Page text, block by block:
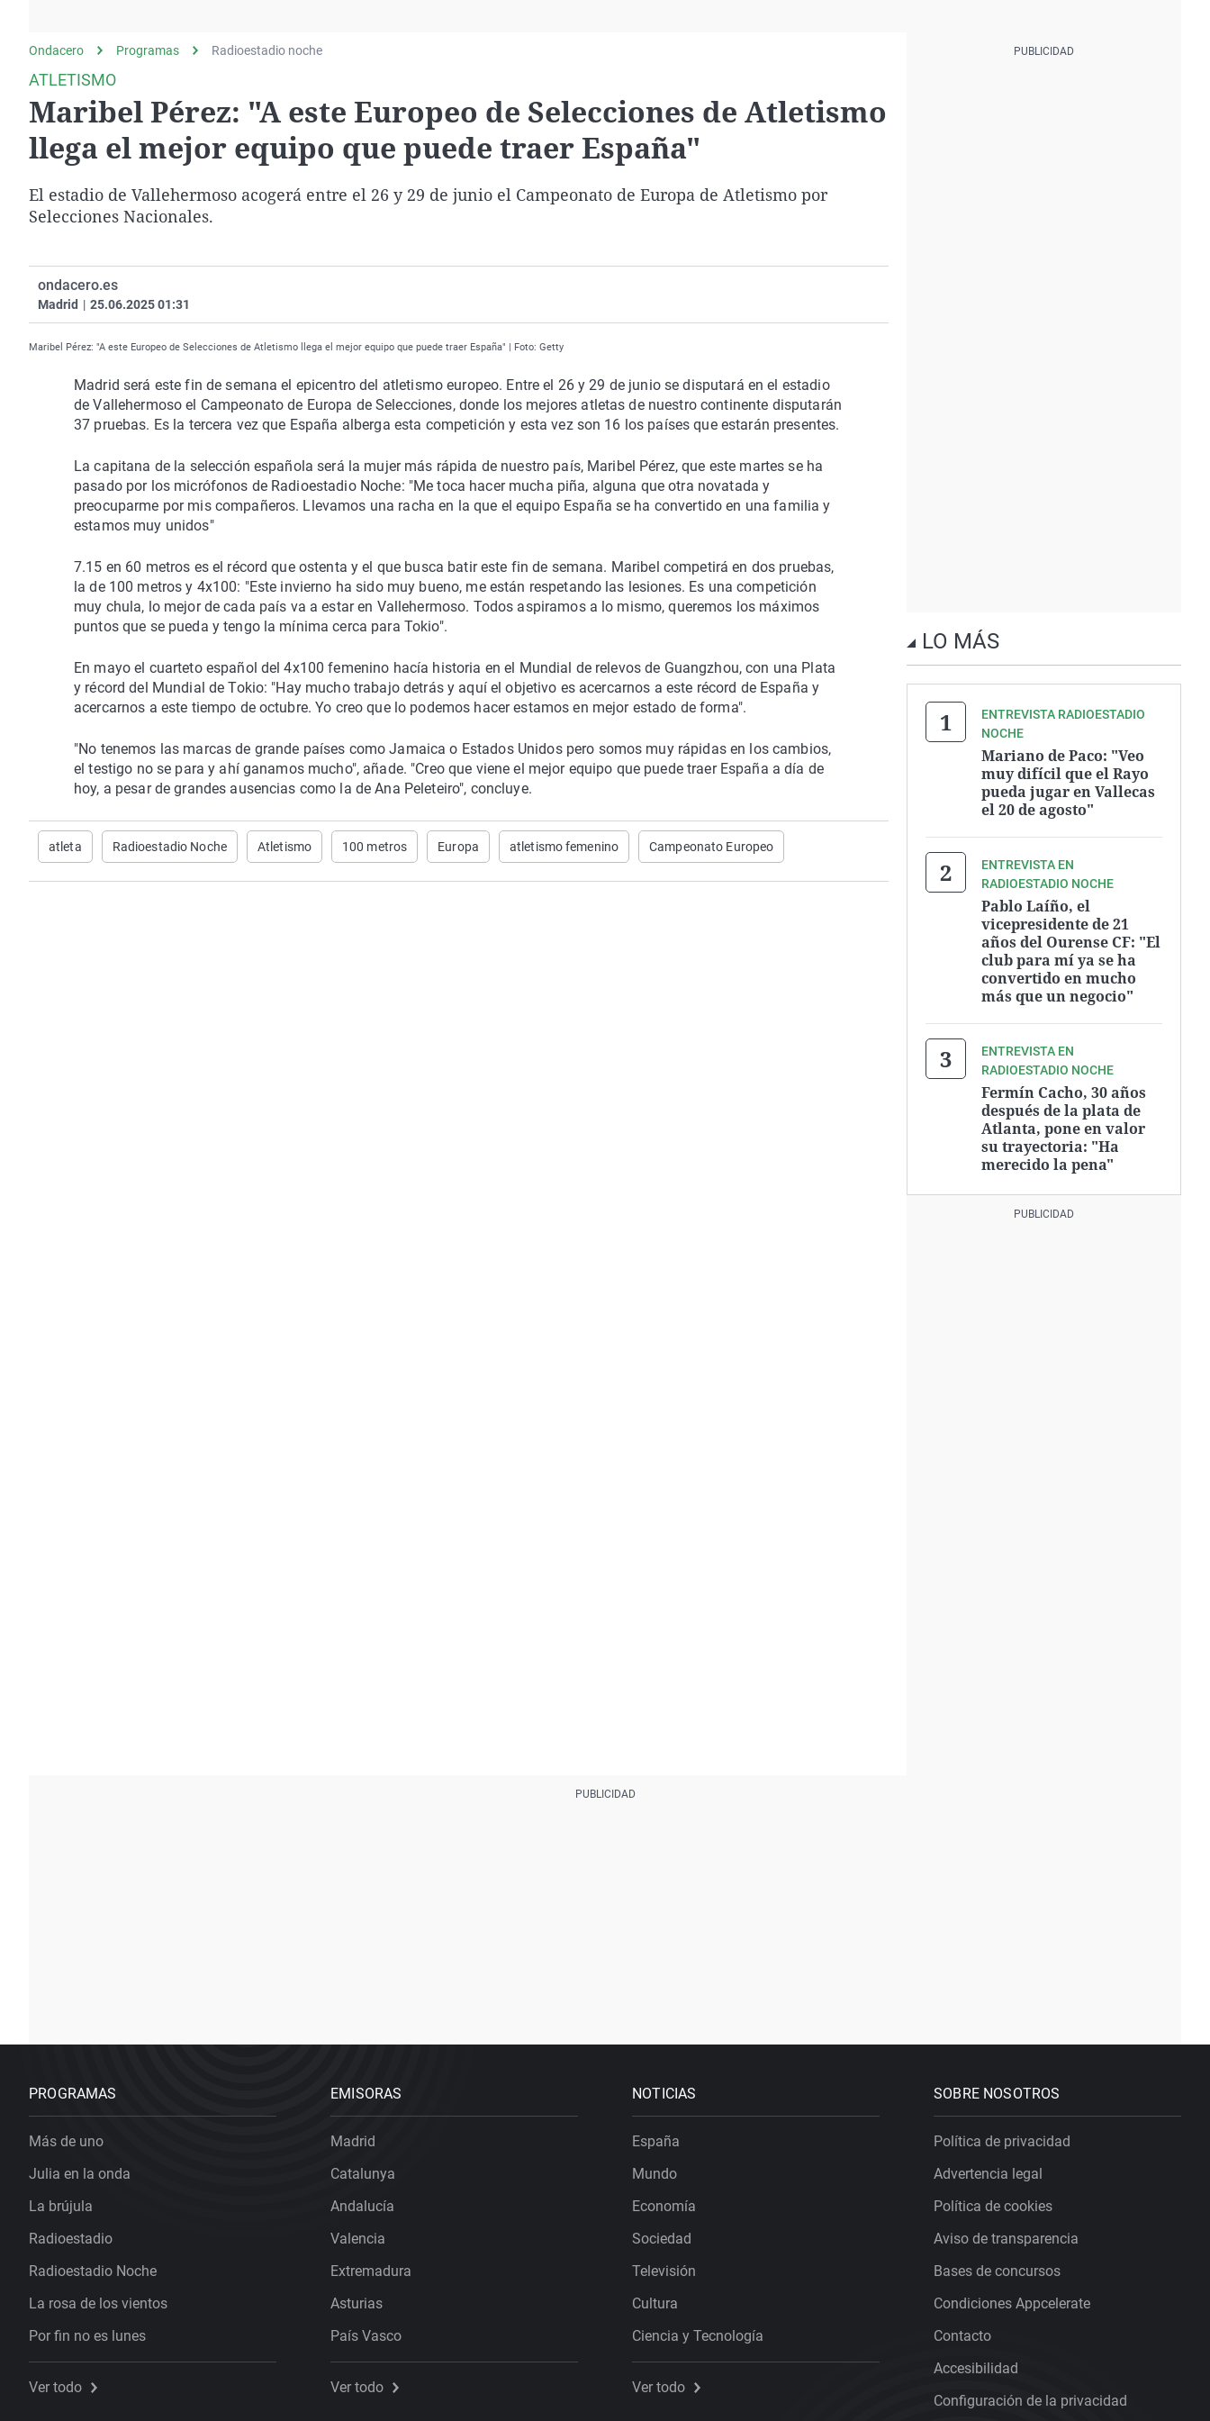
Operación Viuda
Negra
Navarra
Ondacero Programas Radioestadio noche
ATLETISMO
Maribel Pérez: "A este Europeo de Selecciones de Atletismo
llega el mejor equipo que puede traer España"
El estadio de Vallehermoso acogerá entre el 26 y 29 de junio el Campeonato de Europa de Atletismo por
Selecciones Nacionales.
ondacero.es
Madrid | 25.06.2025 01:31
Maribel Pérez: "A este Europeo de Selecciones de Atletismo llega el mejor equipo que puede traer España" | Foto: Getty
Madrid será este fin de semana el epicentro del atletismo europeo. Entre el 26 y 29 de junio se disputará en el estadio
de Vallehermoso el Campeonato de Europa de Selecciones, donde los mejores atletas de nuestro continente disputarán
37 pruebas. Es la tercera vez que España alberga esta competición y esta vez son 16 los países que estarán presentes.
La capitana de la selección española será la mujer más rápida de nuestro país, Maribel Pérez, que este martes se ha
pasado por los micrófonos de Radioestadio Noche: "Me toca hacer mucha piña, alguna que otra novatada y
preocuparme por mis compañeros. Llevamos una racha en la que el equipo España se ha convertido en una familia y
estamos muy unidos"
7.15 en 60 metros es el récord que ostenta y el que busca batir este fin de semana. Maribel competirá en dos pruebas,
la de 100 metros y 4x100: "Este invierno ha sido muy bueno, me están respetando las lesiones. Es una competición
muy chula, lo mejor de cada país va a estar en Vallehermoso. Todos aspiramos a lo mismo, queremos los máximos
puntos que se pueda y tengo la mínima cerca para Tokio".
En mayo el cuarteto español del 4x100 femenino hacía historia en el Mundial de relevos de Guangzhou, con una Plata
y récord del Mundial de Tokio: "Hay mucho trabajo detrás y aquí el objetivo es acercarnos a este récord de España y
acercarnos a este tiempo de octubre. Yo creo que lo podemos hacer estamos en mejor estado de forma".
"No tenemos las marcas de grande países como Jamaica o Estados Unidos pero somos muy rápidas en los cambios,
el testigo no se para y ahí ganamos mucho", añade. "Creo que viene el mejor equipo que puede traer España a día de
hoy, a pesar de grandes ausencias como la de Ana Peleteiro", concluye.
atleta Radioestadio Noche Atletismo 100 metros Europa atletismo femenino Campeonato Europeo
LO MÁS
ENTREVISTA RADIOESTADIO
NOCHE
Mariano de Paco: "Veo
muy difícil que el Rayo
pueda jugar en Vallecas
el 20 de agosto"
ENTREVISTA EN
RADIOESTADIO NOCHE
Pablo Laíño, el
vicepresidente de 21
años del Ourense CF: "El
club para mí ya se ha
convertido en mucho
más que un negocio"
ENTREVISTA EN
RADIOESTADIO NOCHE
Fermín Cacho, 30 años
después de la plata de
Atlanta, pone en valor
su trayectoria: "Ha
merecido la pena"
PROGRAMAS
Más de uno
Julia en la onda
La brújula
Radioestadio
Radioestadio Noche
La rosa de los vientos
Por fin no es lunes
Ver todo
EMISORAS
Madrid
Catalunya
Andalucía
Valencia
Extremadura
Asturias
País Vasco
Ver todo
NOTICIAS
España
Mundo
Economía
Sociedad
Televisión
Cultura
Ciencia y Tecnología
Ver todo
SOBRE NOSOTROS
Política de privacidad
Advertencia legal
Política de cookies
Aviso de transparencia
Bases de concursos
Condiciones Appcelerate
Contacto
Accesibilidad
Configuración de la privacidad